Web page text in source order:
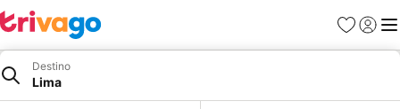
Favoritos
Iniciar
Destino
Lima